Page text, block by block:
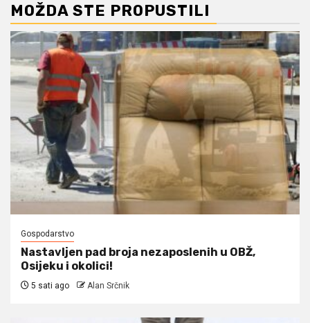
MOŽDA STE PROPUSTILI
Gospodarstvo
Nastavljen pad broja nezaposlenih u OBŽ,
Osijeku i okolici!
5 sati ago Alan Srčnik